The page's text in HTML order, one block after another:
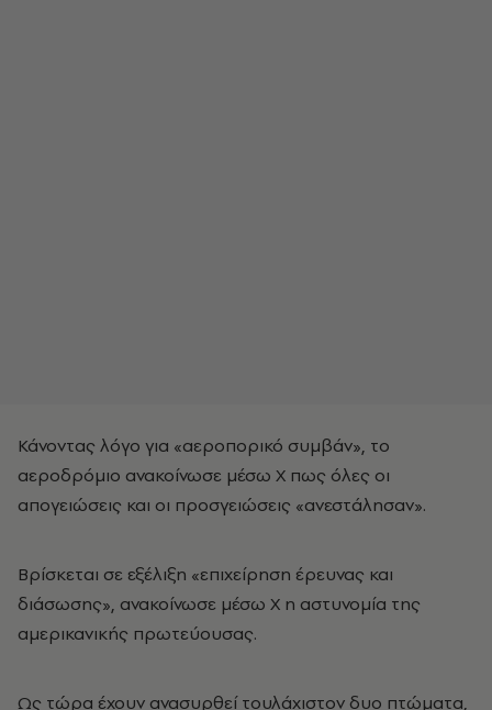
Κάνοντας λόγο για «αεροπορικό συμβάν», το
αεροδρόμιο ανακοίνωσε μέσω X πως όλες οι
απογειώσεις και οι προσγειώσεις «ανεστάλησαν».
Βρίσκεται σε εξέλιξη «επιχείρηση έρευνας και
διάσωσης», ανακοίνωσε μέσω X η αστυνομία της
αμερικανικής πρωτεύουσας.
Ως τώρα έχουν ανασυρθεί τουλάχιστον δυο πτώματα,